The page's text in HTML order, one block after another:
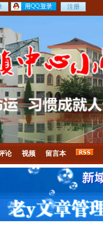
论 视频 留言本